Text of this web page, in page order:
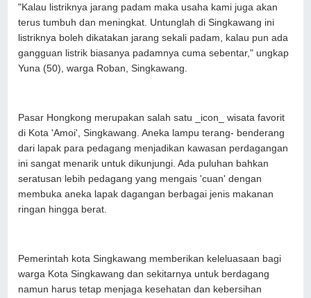
"Kalau listriknya jarang padam maka usaha kami juga akan
terus tumbuh dan meningkat. Untunglah di Singkawang ini
listriknya boleh dikatakan jarang sekali padam, kalau pun ada
gangguan listrik biasanya padamnya cuma sebentar," ungkap
Yuna (50), warga Roban, Singkawang.
Pasar Hongkong merupakan salah satu _icon_ wisata favorit
di Kota 'Amoi', Singkawang. Aneka lampu terang- benderang
dari lapak para pedagang menjadikan kawasan perdagangan
ini sangat menarik untuk dikunjungi. Ada puluhan bahkan
seratusan lebih pedagang yang mengais 'cuan' dengan
membuka aneka lapak dagangan berbagai jenis makanan
ringan hingga berat.
Pemerintah kota Singkawang memberikan keleluasaan bagi
warga Kota Singkawang dan sekitarnya untuk berdagang
namun harus tetap menjaga kesehatan dan kebersihan